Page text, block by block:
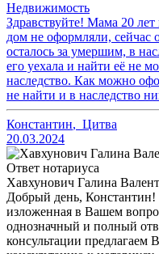
Недвижимость
Здравствуйте! Мама 20
дом не оформляли, сейчас
осталось за умершим, в
его уехала и найти её не
наследство. Как можно
не найти и в наследство
Константин, Цитва
20.03.2024
Ответ нотариуса
Хавхунович Галина
Добрый день,
изложенная в Вашем
однозначный и полный
консультации предлагаем